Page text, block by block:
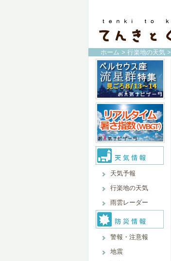
ホーム > 行楽地の天気 >
天気予報
行楽地の天気
雨雲レーダー
警報・注意報
地震